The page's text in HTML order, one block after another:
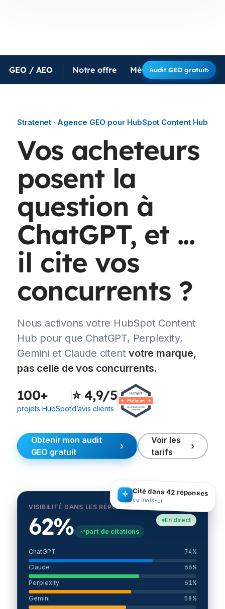
GEO / AEO Notre offre Méthode Résultats
Audit GEO gratuit›
Stratenet · Agence GEO pour HubSpot Content Hub
Vos acheteurs
posent la
question à
ChatGPT, et ...
il cite vos
concurrents ?
Nous activons votre HubSpot Content
Hub pour que ChatGPT, Perplexity,
Gemini et Claude citentvotre marque,
pas celle de vos concurrents.
100+
projets HubSpot
⭐ 4,9/5
d’avis clients
Obtenir mon audit
GEO gratuit
›
Voir les
tarifs
›
VISIBILITÉ DANS LES RÉPONSES IA
62% part de citations
En direct
ChatGPT 74%
Claude 66%
Perplexity 61%
Gemini 58%
Cité dans 42 réponses
ce mois-ci